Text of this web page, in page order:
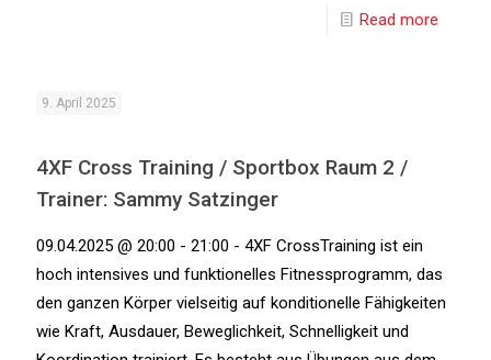
Read more
9. April 2025
4XF Cross Training / Sportbox Raum 2 /
Trainer: Sammy Satzinger
09.04.2025 @ 20:00 - 21:00 - 4XF CrossTraining ist ein
hoch intensives und funktionelles Fitnessprogramm, das
den ganzen Körper vielseitig auf konditionelle Fähigkeiten
wie Kraft, Ausdauer, Beweglichkeit, Schnelligkeit und